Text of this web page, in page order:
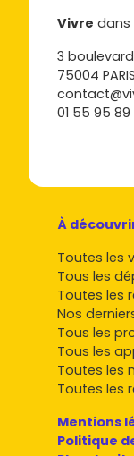
Vivre dans
3
75004 PARIS
01 55 95 89
À
Toutes les
Tous les
Toutes les
Nos
Tous les
Tous les
Toutes les
Toutes les
Mentions
Politique